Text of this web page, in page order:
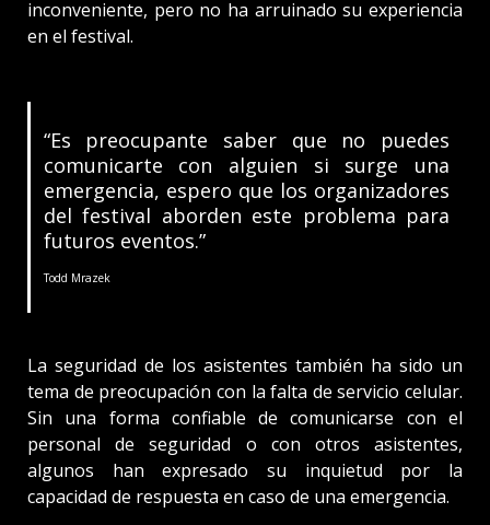
inconveniente, pero no ha arruinado su experiencia
en el festival.
“Es preocupante saber que no puedes
comunicarte con alguien si surge una
emergencia, espero que los organizadores
del festival aborden este problema para
futuros eventos.”
Todd Mrazek
La seguridad de los asistentes también ha sido un
tema de preocupación con la falta de servicio celular.
Sin una forma confiable de comunicarse con el
personal de seguridad o con otros asistentes,
algunos han expresado su inquietud por la
capacidad de respuesta en caso de una emergencia.